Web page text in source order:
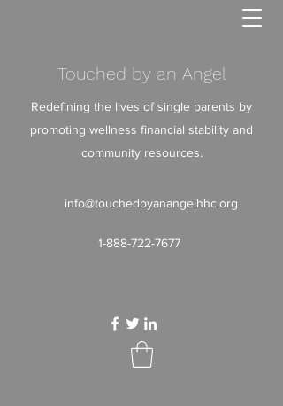
Touched by an Angel
Redefining the lives of single parents by
promoting wellness financial stability and
community resources.
info@touchedbyanangelhhc.org
1-888-722-7677